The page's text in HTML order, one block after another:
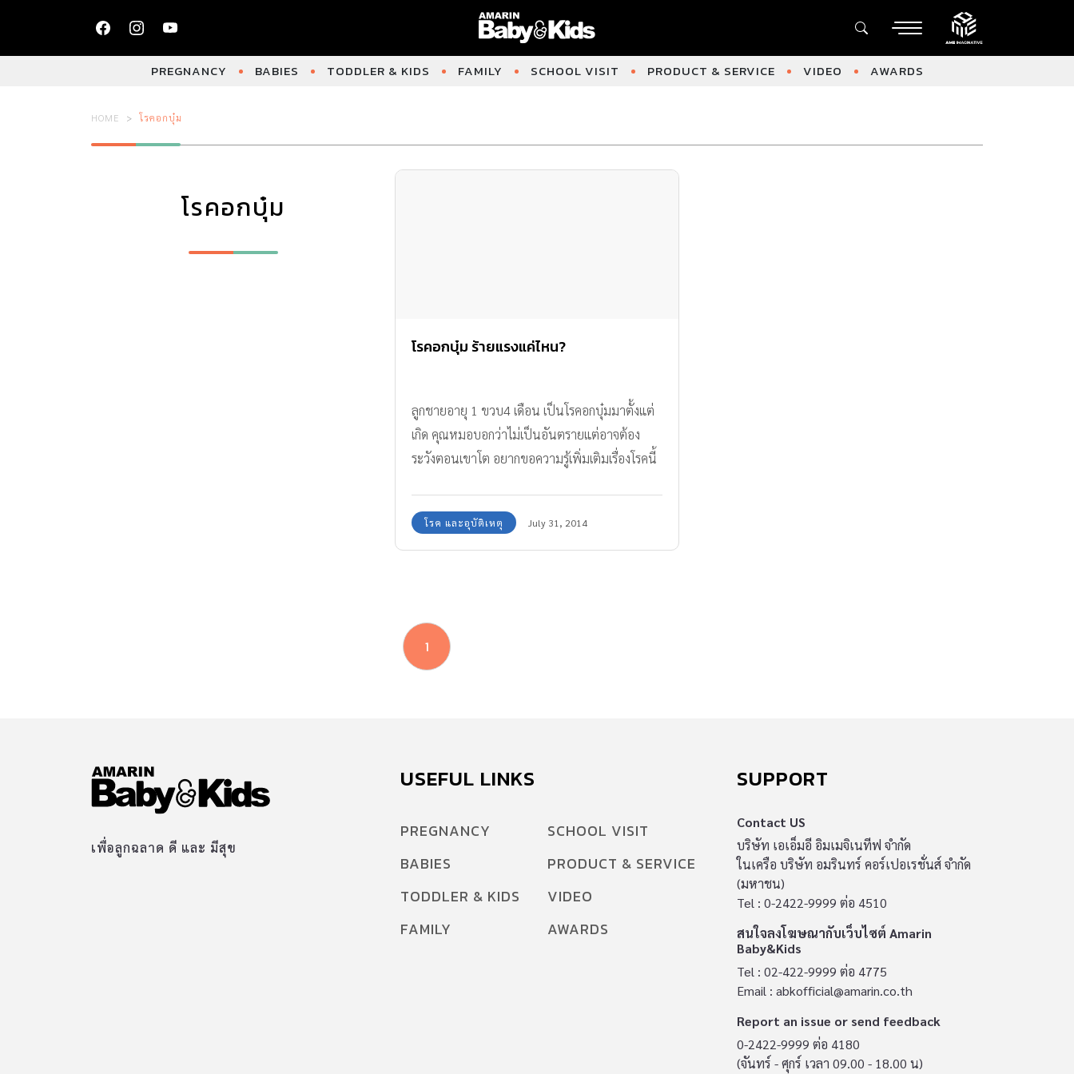
PREGNANCY BABIES TODDLER & KIDS FAMILY SCHOOL VISIT PRODUCT & SERVICE VIDEO AWARDS
HOME โรคอกบุ๋ม
โรคอกบุ๋ม
โรคอกบุ๋ม ร้ายแรงแค่ไหน?
ลูกชายอายุ 1 ขวบ4 เดือน เป็นโรคอกบุ๋มมาตั้งแต่
เกิด คุณหมอบอกว่าไม่เป็นอันตรายแต่อาจต้อง
ระวังตอนเขาโต อยากขอความรู้เพิ่มเติมเรื่องโรคนี้
โรค และอุบัติเหตุ July 31, 2014
1
เพื่อลูกฉลาด ดี และ มีสุข
USEFUL LINKS
PREGNANCY
BABIES
TODDLER & KIDS
FAMILY
SCHOOL VISIT
PRODUCT & SERVICE
VIDEO
AWARDS
SUPPORT
Contact US
บริษัท เอเอ็มอี อิมเมจิเนทีฟ จำกัด
ในเครือ บริษัท อมรินทร์ คอร์เปอเรชั่นส์ จำกัด
(มหาชน)
Tel : 0-2422-9999 ต่อ 4510
สนใจลงโฆษณากับเว็บไซต์ Amarin
Baby&Kids
Tel : 02-422-9999 ต่อ 4775
Email : abkofficial@amarin.co.th
Report an issue or send feedback
0-2422-9999 ต่อ 4180
(จันทร์ - ศุกร์ เวลา 09.00 - 18.00 น)